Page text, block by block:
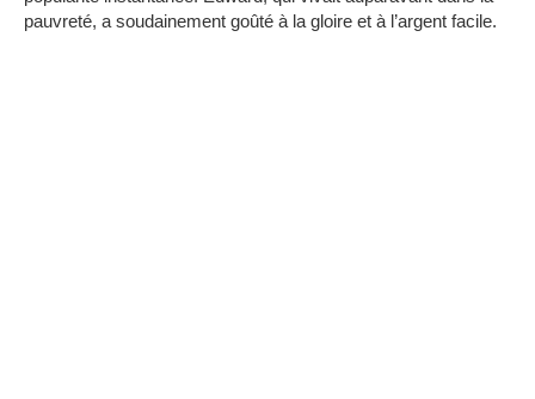
pauvreté, a soudainement goûté à la gloire et à l’argent facile.